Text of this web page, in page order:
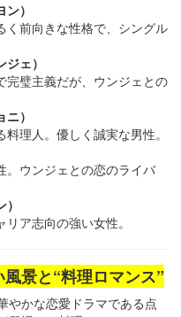
）
前向きな性格で、シングル
ェ）
璧主義だが、ウンジェとの
）
理人。優しく誠実な男性。
ウンジェとの恋のライバ
ア志向の強い女性。
景と“料理ロマンス”
やかな恋愛ドラマである点